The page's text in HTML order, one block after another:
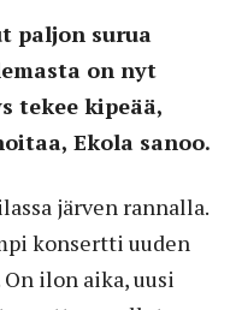
paljon surua
on nyt
tekee kipeää,
Ekola sanoo.
järven rannalla.
konsertti uuden
ilon aika, uusi